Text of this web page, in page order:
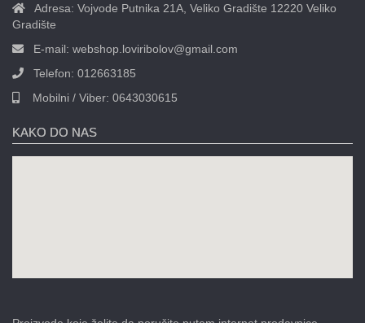
Adresa: Vojvode Putnika 21A, Veliko Gradište 12220 Veliko
Gradište
E-mail: webshop.loviribolov@gmail.com
Telefon: 012663185
Mobilni / Viber: 0643030615
KAKO DO NAS